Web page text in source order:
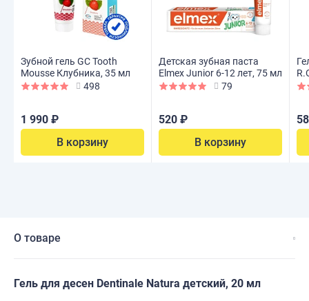
Зубной гель GC Tooth
Mousse Клубника, 35 мл
498
1 990 ₽
В корзину
Детская зубная паста
Elmex Junior 6-12 лет, 75 мл
79
520 ₽
В корзину
О товаре
Гель для десен Dentinale Natura детский, 20 мл